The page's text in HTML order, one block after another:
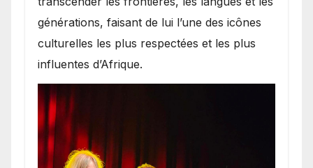
générations, faisant de lui l’une des icônes
culturelles les plus respectées et les plus
influentes d’Afrique.